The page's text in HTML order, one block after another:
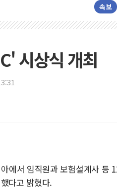
속보
시상식 개최
에서 임직원과 보험설계사 등
다고 밝혔다.